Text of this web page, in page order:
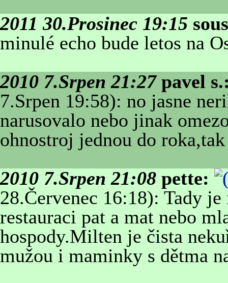
2011 30.Prosinec 19:15
minulé echo bude letos na
2010 7.Srpen 21:27 pavel
7.Srpen 19:58): no jasne
narusovalo nebo jinak
ohnostroj jednou do
2010 7.Srpen 21:08 pette:
28.Červenec 16:18): Tady
restauraci pat a mat nebo
hospody.Milten je čista
mužou i maminky s dětma